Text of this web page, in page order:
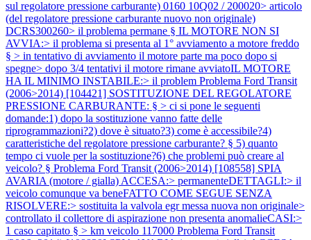
sul regolatore pressione carburante) 0160 10Q02 / 200020> articolo
(del regolatore pressione carburante nuovo non originale)
DCRS300260> il problema permane § IL MOTORE NON SI
AVVIA:> il problema si presenta al 1° avviamento a motore freddo
§ > in tentativo di avviamento il motore parte ma poco dopo si
spegne> dopo 3/4 tentativi il motore rimane avviatoIL MOTORE
HA IL MINIMO INSTABILE:> il problem Problema Ford Transit
(2006>2014) [104421] SOSTITUZIONE DEL REGOLATORE
PRESSIONE CARBURANTE: § > ci si pone le seguenti
domande:1) dopo la sostituzione vanno fatte delle
riprogrammazioni?2) dove è situato?3) come è accessibile?4)
caratteristiche del regolatore pressione carburante? § 5) quanto
tempo ci vuole per la sostituzione?6) che problemi può creare al
veicolo? § Problema Ford Transit (2006>2014) [108558] SPIA
AVARIA (motore / gialla) ACCESA:> permanenteDETTAGLI:> il
veicolo comunque va beneFATTO COME SEGUE SENZA
RISOLVERE:> sostituita la valvola egr messa nuova non originale>
controllato il collettore di aspirazione non presenta anomalieCASI:>
1 caso capitato § > km veicolo 117000 Problema Ford Transit